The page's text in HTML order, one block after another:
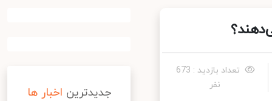
تعداد بازدید : 673
نفر
جدیدترین اخبار ها